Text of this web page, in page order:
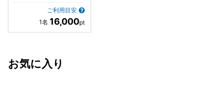
ご利用目安
16,000
お気に入り